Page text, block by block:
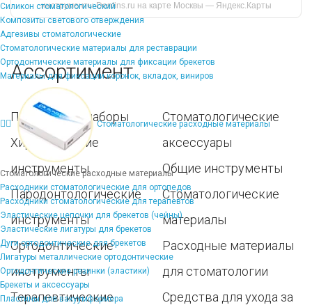
Силикон стоматологический
Композиты светового отверждения
Адгезивы стоматологические
Стоматологические материалы для реставрации
Ортодонтические материалы для фиксации брекетов
Материалы для фиксации коронок, вкладок, виниров
Стоматологические расходные материалы
Стоматологические расходные материалы
Расходники стоматологические для ортопедов
Расходники стоматологические для терапевтов
Эластические цепочки для брекетов (чейны)
Эластические лигатуры для брекетов
Дуги ортодонтические для брекетов
Лигатуры металлические ортодонтические
Ортодонтические резинки (эластики)
Брекеты и аксессуары
Пластины для вакуумформера
инструменты Dentins.ru на карте Москвы — Яндекс.Карты
Ассортимент
Популярные наборы
Хирургические
инструменты
Пародонтологические
инструменты
Ортодонтические
инструменты
Терапевтические
Стоматологические
аксессуары
Общие инструменты
Стоматологические
материалы
Расходные материалы
для стоматологии
Средства для ухода за